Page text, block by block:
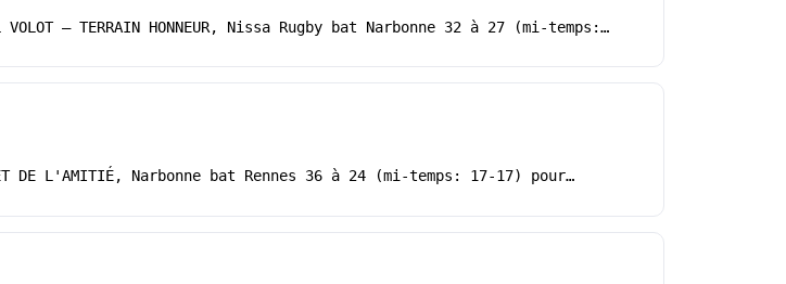
– TERRAIN HONNEUR, Nissa Rugby bat Narbonne 32 à 27 (mi-temps:…
ET DE L'AMITIÉ, Narbonne bat Rennes 36 à 24 (mi-temps: 17-17) pour…